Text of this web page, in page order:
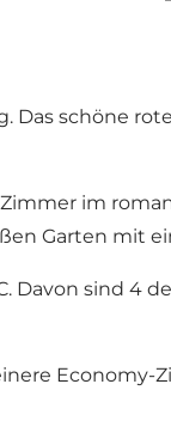
schöne
im
Garten mit
Davon sind
Economy-